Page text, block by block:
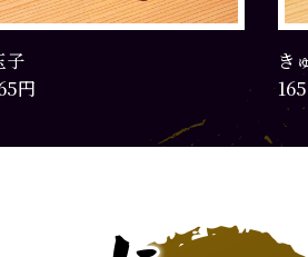
きゅうり漬けにぎり
165円